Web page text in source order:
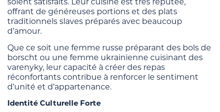
offrant de généreuses portions et des plats
traditionnels slaves préparés avec beaucoup
d’amour.
Que ce soit une femme russe préparant des bols de
borscht ou une femme ukrainienne cuisinant des
varenyky, leur capacité à créer des repas
réconfortants contribue à renforcer le sentiment
d’unité et d’appartenance.
Identité Culturelle Forte